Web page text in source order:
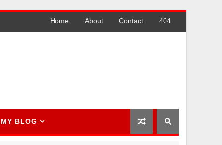
Home About Contact 404
MY BLOG